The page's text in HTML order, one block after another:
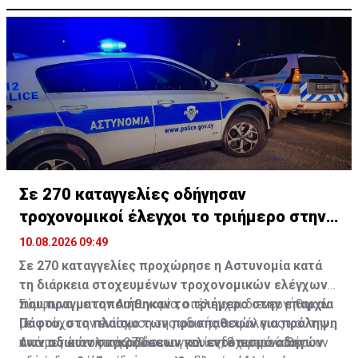
Σε 270 καταγγελίες οδήγησαν
τροχονομικοί έλεγχοι το τριήμερο στην
Πάφο
10.08.2026 09:49
Σε 270 καταγγελίες προχώρησε η Αστυνομία κατά
τη διάρκεια στοχευμένων τροχονομικών ελέγχων
που πραγματοποιήθηκαν το τριήμερο στην επαρχία
Πάφου, στο πλαίσιο των προσπαθειών για πρόληψη
των οδικών συγκρούσεων και εντοπισμό οδηγών
Σύμφωνα με την Αστυνομία, οι έλεγχοι διενεργήθηκαν
με στόχο την ενίσχυση της οδικής ασφάλειας και την
αντιμετώπιση παραβάσεων που ενδέχεται να θέσουν
Από τις συνολικά 270 καταγγελίες, 8 αφορούσαν